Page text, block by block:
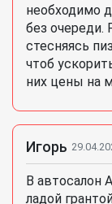
необходимо
без очереди.
стесняясь
чтоб
них цены на
Игорь
В автосалон
ладой